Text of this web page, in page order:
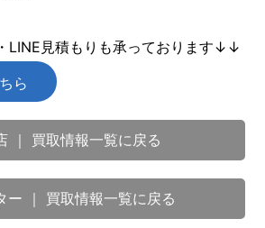
LINE見積もりも承っております↓↓
ら
｜ 買取情報一覧に戻る
ー ｜ 買取情報一覧に戻る